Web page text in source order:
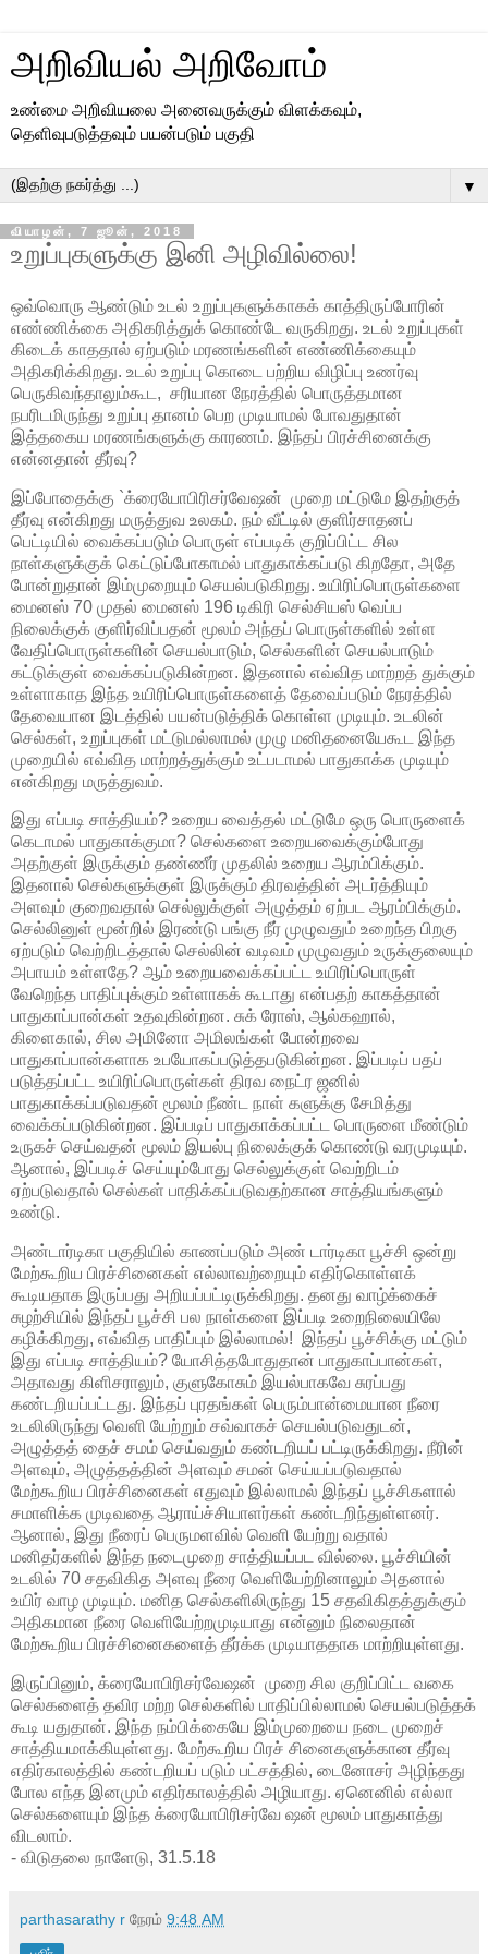
அறிவியல் அறிவோம்
உண்மை அறிவியலை அனைவருக்கும் விளக்கவும்,
தெளிவுபடுத்தவும் பயன்படும் பகுதி
▼
வியாழன், 7 ஜூன், 2018
உறுப்புகளுக்கு இனி அழிவில்லை!
ஒவ்வொரு ஆண்டும் உடல் உறுப்புகளுக்காகக் காத்திருப்போரின்
எண்ணிக்கை அதிகரித்துக் கொண்டே வருகிறது. உடல் உறுப்புகள்
கிடைக் காததால் ஏற்படும் மரணங்களின் எண்ணிக்கையும்
அதிகரிக்கிறது. உடல் உறுப்பு கொடை பற்றிய விழிப்பு உணர்வு
பெருகிவந்தாலும்கூட, சரியான நேரத்தில் பொருத்தமான
நபரிடமிருந்து உறுப்பு தானம் பெற முடியாமல் போவதுதான்
இத்தகைய மரணங்களுக்கு காரணம். இந்தப் பிரச்சினைக்கு
என்னதான் தீர்வு?
இப்போதைக்கு `க்ரையோபிரிசர்வேஷன் முறை மட்டுமே இதற்குத்
தீர்வு என்கிறது மருத்துவ உலகம். நம் வீட்டில் குளிர்சாதனப்
பெட்டியில் வைக்கப்படும் பொருள் எப்படிக் குறிப்பிட்ட சில
நாள்களுக்குக் கெட்டுப்போகாமல் பாதுகாக்கப்படு கிறதோ, அதே
போன்றுதான் இம்முறையும் செயல்படுகிறது. உயிரிப்பொருள்களை
மைனஸ் 70 முதல் மைனஸ் 196 டிகிரி செல்சியஸ் வெப்ப
நிலைக்குக் குளிர்விப்பதன் மூலம் அந்தப் பொருள்களில் உள்ள
வேதிப்பொருள்களின் செயல்பாடும், செல்களின் செயல்பாடும்
கட்டுக்குள் வைக்கப்படுகின்றன. இதனால் எவ்வித மாற்றத் துக்கும்
உள்ளாகாத இந்த உயிரிப்பொருள்களைத் தேவைப்படும் நேரத்தில்
தேவையான இடத்தில் பயன்படுத்திக் கொள்ள முடியும். உடலின்
செல்கள், உறுப்புகள் மட்டுமல்லாமல் முழு மனிதனையேகூட இந்த
முறையில் எவ்வித மாற்றத்துக்கும் உட்படாமல் பாதுகாக்க முடியும்
என்கிறது மருத்துவம்.
இது எப்படி சாத்தியம்? உறைய வைத்தல் மட்டுமே ஒரு பொருளைக்
கெடாமல் பாதுகாக்குமா? செல்களை உறையவைக்கும்போது
அதற்குள் இருக்கும் தண்ணீர் முதலில் உறைய ஆரம்பிக்கும்.
இதனால் செல்களுக்குள் இருக்கும் திரவத்தின் அடர்த்தியும்
அளவும் குறைவதால் செல்லுக்குள் அழுத்தம் ஏற்பட ஆரம்பிக்கும்.
செல்லினுள் மூன்றில் இரண்டு பங்கு நீர் முழுவதும் உறைந்த பிறகு
ஏற்படும் வெற்றிடத்தால் செல்லின் வடிவம் முழுவதும் உருக்குலையும்
அபாயம் உள்ளதே? ஆம் உறையவைக்கப்பட்ட உயிரிப்பொருள்
வேறெந்த பாதிப்புக்கும் உள்ளாகக் கூடாது என்பதற் காகத்தான்
பாதுகாப்பான்கள் உதவுகின்றன. சுக் ரோஸ், ஆல்கஹால்,
கிளைகால், சில அமினோ அமிலங்கள் போன்றவை
பாதுகாப்பான்களாக உபயோகப்படுத்தபடுகின்றன. இப்படிப் பதப்
படுத்தப்பட்ட உயிரிப்பொருள்கள் திரவ நைட்ர ஜனில்
பாதுகாக்கப்படுவதன் மூலம் நீண்ட நாள் களுக்கு சேமித்து
வைக்கப்படுகின்றன. இப்படிப் பாதுகாக்கப்பட்ட பொருளை மீண்டும்
உருகச் செய்வதன் மூலம் இயல்பு நிலைக்குக் கொண்டு வரமுடியும்.
ஆனால், இப்படிச் செய்யும்போது செல்லுக்குள் வெற்றிடம்
ஏற்படுவதால் செல்கள் பாதிக்கப்படுவதற்கான சாத்தியங்களும்
உண்டு.
அண்டார்டிகா பகுதியில் காணப்படும் அண் டார்டிகா பூச்சி ஒன்று
மேற்கூறிய பிரச்சினைகள் எல்லாவற்றையும் எதிர்கொள்ளக்
கூடியதாக இருப்பது அறியப்பட்டிருக்கிறது. தனது வாழ்க்கைச்
சுழற்சியில் இந்தப் பூச்சி பல நாள்களை இப்படி உறைநிலையிலே
கழிக்கிறது, எவ்வித பாதிப்பும் இல்லாமல்! இந்தப் பூச்சிக்கு மட்டும்
இது எப்படி சாத்தியம்? யோசித்தபோதுதான் பாதுகாப்பான்கள்,
அதாவது கிளிசராலும், குளுகோசும் இயல்பாகவே சுரப்பது
கண்டறியப்பட்டது. இந்தப் புரதங்கள் பெரும்பான்மையான நீரை
உடலிலிருந்து வெளி யேற்றும் சவ்வாகச் செயல்படுவதுடன்,
அழுத்தத் தைச் சமம் செய்வதும் கண்டறியப் பட்டிருக்கிறது. நீரின்
அளவும், அழுத்தத்தின் அளவும் சமன் செய்யப்படுவதால்
மேற்கூறிய பிரச்சினைகள் எதுவும் இல்லாமல் இந்தப் பூச்சிகளால்
சமாளிக்க முடிவதை ஆராய்ச்சியாளர்கள் கண்டறிந்துள்ளனர்.
ஆனால், இது நீரைப் பெருமளவில் வெளி யேற்று வதால்
மனிதர்களில் இந்த நடைமுறை சாத்தியப்பட வில்லை. பூச்சியின்
உடலில் 70 சதவிகித அளவு நீரை வெளியேற்றினாலும் அதனால்
உயிர் வாழ முடியும். மனித செல்களிலிருந்து 15 சதவிகிதத்துக்கும்
அதிகமான நீரை வெளியேற்றமுடியாது என்னும் நிலைதான்
மேற்கூறிய பிரச்சினைகளைத் தீர்க்க முடியாததாக மாற்றியுள்ளது.
இருப்பினும், க்ரையோபிரிசர்வேஷன் முறை சில குறிப்பிட்ட வகை
செல்களைத் தவிர மற்ற செல்களில் பாதிப்பில்லாமல் செயல்படுத்தக்
கூடி யதுதான். இந்த நம்பிக்கையே இம்முறையை நடை முறைச்
சாத்தியமாக்கியுள்ளது. மேற்கூறிய பிரச் சினைகளுக்கான தீர்வு
எதிர்காலத்தில் கண்டறியப் படும் பட்சத்தில், டைனோசர் அழிந்தது
போல எந்த இனமும் எதிர்காலத்தில் அழியாது. ஏனெனில் எல்லா
செல்களையும் இந்த க்ரையோபிரிசர்வே ஷன் மூலம் பாதுகாத்து
விடலாம்.
- விடுதலை நாளேடு, 31.5.18
parthasarathy r நேரம் 9:48 AM